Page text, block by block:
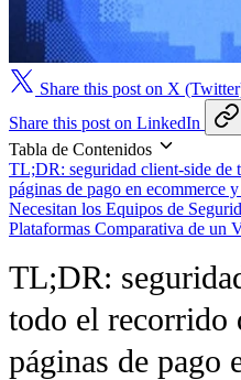
Share this post on X
Share this post on LinkedIn
Tabla de Contenidos
TL;DR: seguridad client-side de
páginas de pago en ecommerce
Necesitan los Equipos de
Plataformas Comparativa de un
TL;DR:
todo el recorrido
páginas de pago